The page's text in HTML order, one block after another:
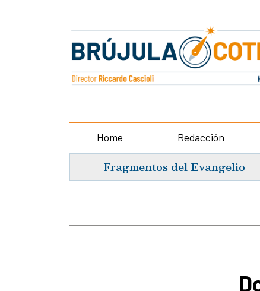
Home Redacción
Fragmentos del Evangelio